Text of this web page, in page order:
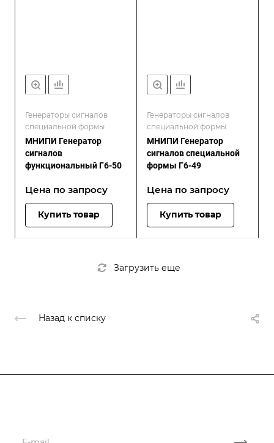
Генераторы сигналов
специальной формы
МНИПИ Генератор
сигналов
функциональный Г6-50
Цена по запросу
Купить товар
Генераторы сигналов
специальной формы
МНИПИ Генератор
сигналов специальной
формы Г6-49
Цена по запросу
Купить товар
Загрузить еще
Назад к списку